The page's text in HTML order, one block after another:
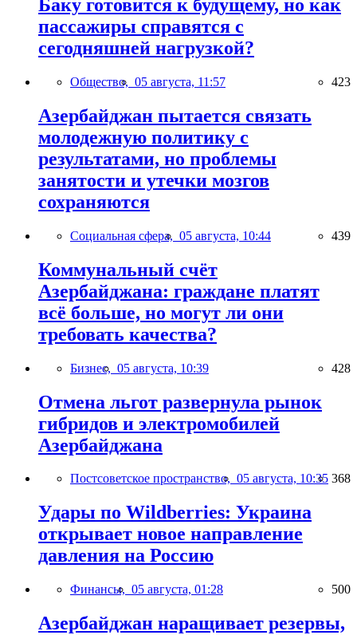
Баку готовится к будущему, но как
пассажиры справятся с
сегодняшней нагрузкой?
Общество, 05 августа, 11:57 423
Азербайджан пытается связать
молодежную политику с
результатами, но проблемы
занятости и утечки мозгов
сохраняются
Социальная сфера, 05 августа, 10:44 439
Коммунальный счёт
Азербайджана: граждане платят
всё больше, но могут ли они
требовать качества?
Бизнес, 05 августа, 10:39 428
Отмена льгот развернула рынок
гибридов и электромобилей
Азербайджана
Постсоветское пространство, 05 августа, 10:35 368
Удары по Wildberries: Украина
открывает новое направление
давления на Россию
Финансы, 05 августа, 01:28 500
Азербайджан наращивает резервы,